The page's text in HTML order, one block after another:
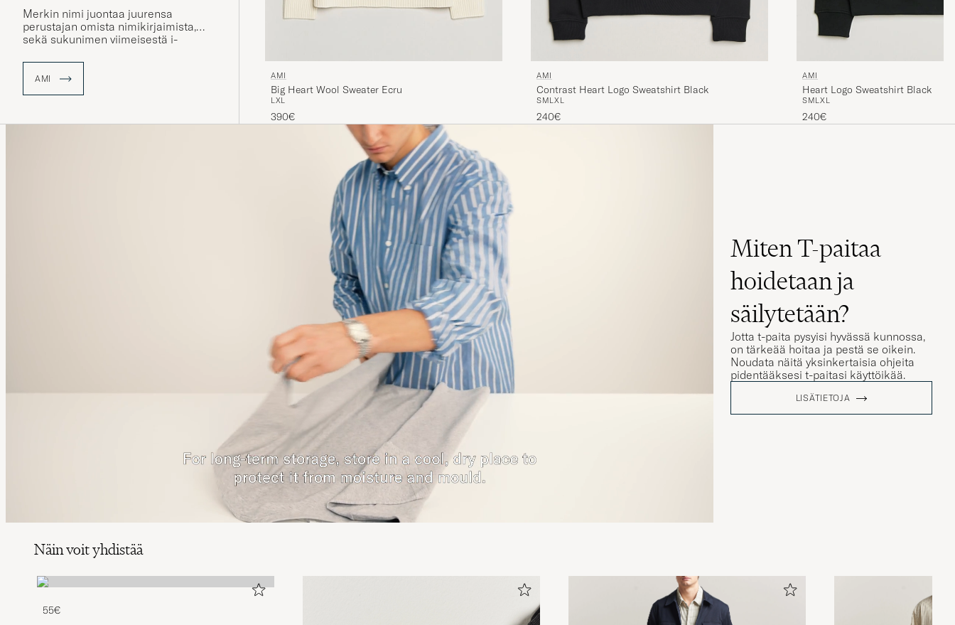
Merkin nimi juontaa juurensa
perustajan omista nimikirjaimista,
sekä sukunimen viimeisestä i-
muodostavat sanan AMI.
AMI AMI
Big Heart Wool Sweater Ecru
L XL
390€
AMI
Contrast Heart Logo Sweatshirt Black
SMLXL
240€
AMI
Heart Logo Sweatshirt Black
SMLXL
240€
Miten T-paitaa
hoidetaan ja
säilytetään?
Jotta t-paita pysyisi hyvässä kunnossa,
on tärkeää hoitaa ja pestä se oikein.
Noudata näitä yksinkertaisia ohjeita
pidentääksesi t-paitasi käyttöikää.
LISÄTIETOJA
Näin voit yhdistää
55€